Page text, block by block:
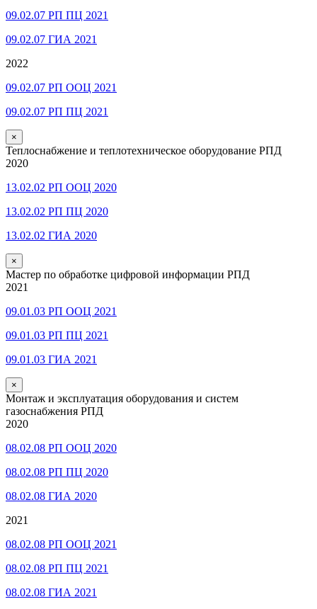
09.02.07 РП ПЦ 2021
09.02.07 ГИА 2021
2022
09.02.07 РП ООЦ 2021
09.02.07 РП ПЦ 2021
×
Теплоснабжение и теплотехническое оборудование РПД
2020
13.02.02 РП ООЦ 2020
13.02.02 РП ПЦ 2020
13.02.02 ГИА 2020
×
Мастер по обработке цифровой информации РПД
2021
09.01.03 РП ООЦ 2021
09.01.03 РП ПЦ 2021
09.01.03 ГИА 2021
×
Монтаж и эксплуатация оборудования и систем
газоснабжения РПД
2020
08.02.08 РП ООЦ 2020
08.02.08 РП ПЦ 2020
08.02.08 ГИА 2020
2021
08.02.08 РП ООЦ 2021
08.02.08 РП ПЦ 2021
08.02.08 ГИА 2021